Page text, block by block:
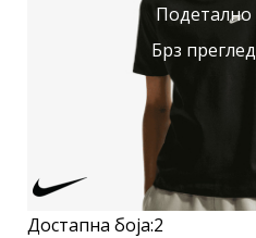
Подетално
Брз преглед
Достапна боја:2